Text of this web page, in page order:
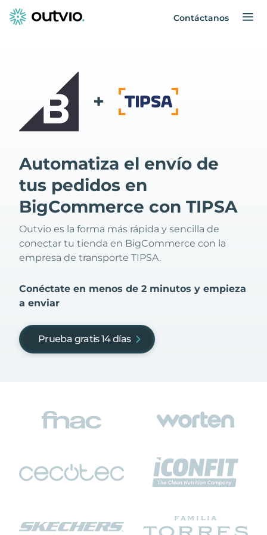
Contáctanos
+
Automatiza el envío de
tus pedidos en
BigCommerce con TIPSA
Outvio es la forma más rápida y sencilla de
conectar tu tienda en BigCommerce con la
empresa de transporte TIPSA.
Conéctate en menos de 2 minutos y empieza
a enviar
Prueba gratis 14 días